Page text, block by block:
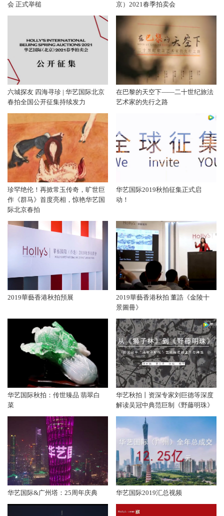
会 正式举槌
京）2021春季拍卖会
六城探友 四海寻珍 | 华艺国际北京
春拍全国公开征集持续发力
在巴黎的天空下——二十世纪旅法
艺术家的先行之路
珍罕绝伦！再掀常玉传奇，旷世巨
作《群马》首度亮相，惊艳华艺国
际北京春拍
华艺国际2019秋拍征集正式启
动！
2019華藝香港秋拍預展
2019華藝香港秋拍 董誥《金陵十
景圖冊》
华艺国际秋拍：传世臻品 翡翠白
菜
华艺秋拍丨资深专家刘巨德等深度
解读吴冠中典范巨制《野藤明珠》
华艺国际&广州塔：25周年庆典 华艺国际2019汇总视频